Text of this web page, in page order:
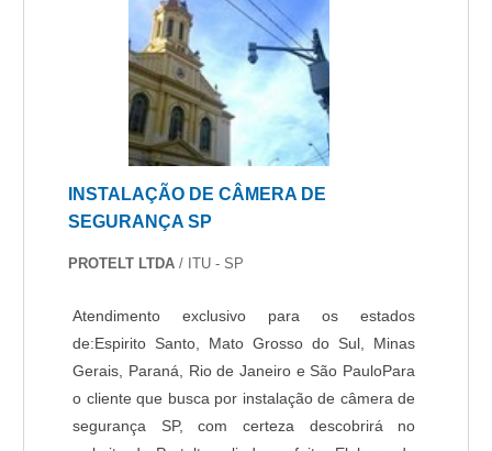
INSTALAÇÃO DE CÂMERA DE
SEGURANÇA SP
PROTELT LTDA / ITU - SP
Atendimento exclusivo para os estados
de:Espirito Santo, Mato Grosso do Sul, Minas
Gerais, Paraná, Rio de Janeiro e São PauloPara
o cliente que busca por instalação de câmera de
segurança SP, com certeza descobrirá no